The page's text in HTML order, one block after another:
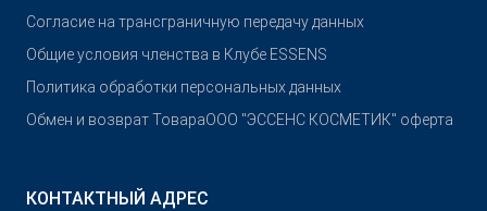
Согласие на трансграничную передачу данных
Общие условия членства в Клубе ESSENS
Политика обработки персональных данных
Обмен и возврат ТовараOOO "ЭССЕНС КОСМЕТИК" оферта
КОНТАКТНЫЙ АДРЕС